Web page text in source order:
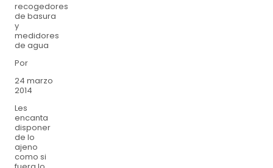
recogedores
de basura
y
medidores
de agua
Por
24 marzo
2014
Les
encanta
disponer
de lo
ajeno
como si